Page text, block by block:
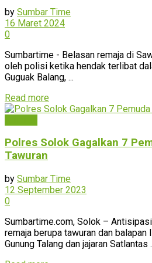
by Sumbar Time
16 Maret 2024
0
Sumbartime - Belasan remaja di
oleh polisi ketika hendak terlibat
Guguak Balang, ...
Read more
Polres Solok Gagalkan 7
Tawuran
by Sumbar Time
12 September 2023
0
Sumbartime.com, Solok –
remaja berupa tawuran dan balapan
Gunung Talang dan jajaran Satlantas